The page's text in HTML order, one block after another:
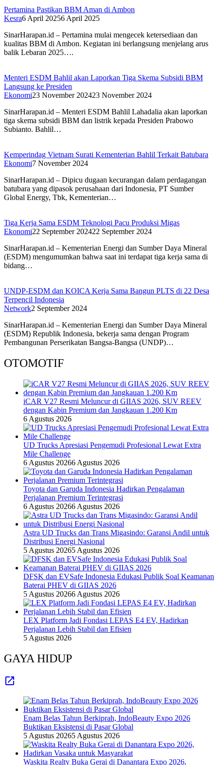
Pertamina Pastikan BBM Aman di Ambon
Kesra6 April 20256 April 2025
SinarHarapan.id – Pertamina mulai mengecek ketersediaan dan
kualitas BBM di Ambon. Kegiatan ini berlangsung menjelang arus
balik Lebaran 2025….
Menteri ESDM Bahlil akan Laporkan Tiga Skema Subsidi BBM
Langsung ke Presiden
Ekonomi23 November 202423 November 2024
SinarHarapan.id – Menteri ESDM Bahlil Lahadalia akan laporkan
tiga skema subsidi BBM dan listrik kepada Presiden Prabowo
Subianto. Bahlil…
Kemperindag Vietnam Surati Kementerian Bahlil Terkait Batubara
Ekonomi7 November 2024
SinarHarapan.id – Dipicu dugaan kecurangan dalam perdagangan
batubara yang dipasok perusahaan dari Indonesia, PT Sumber
Global Energy, Tbk, Kementerian…
Tiga Kerja Sama ESDM Teknologi Pacu Produksi Migas
Ekonomi22 September 202422 September 2024
SinarHarapan.id – Kementerian Energi dan Sumber Daya Mineral
(ESDM) mengumumkan bahwa saat ini terdapat tiga kerja sama di
bidang…
UNDP-ESDM dan KOICA Kerja Sama Bangun PLTS di 22 Desa
Terpencil Indonesia
Network2 September 2024
SinarHarapan.id – Kementerian Energi dan Sumber Daya Mineral
(ESDM) Republik Indonesia, bekerja sama dengan Program
Pembangunan Perserikatan Bangsa-Bangsa (UNDP)…
OTOMOTIF
iCAR V27 Resmi Meluncur di GIIAS 2026, SUV REEV
dengan Kabin Premium dan Jangkauan 1.200 Km
6 Agustus 2026
UD Trucks Apresiasi Pengemudi Profesional Lewat Extra
Mile Challenge
6 Agustus 20266 Agustus 2026
Toyota dan Garuda Indonesia Hadirkan Pengalaman
Perjalanan Premium Terintegrasi
6 Agustus 20266 Agustus 2026
Astra UD Trucks dan Trans Migasindo: Garansi Andil untuk
Distribusi Energi Nasional
5 Agustus 20265 Agustus 2026
DFSK dan EVSafe Indonesia Edukasi Publik Soal Keamanan
Baterai PHEV di GIIAS 2026
5 Agustus 20266 Agustus 2026
LEX Platform Jadi Fondasi LEPAS E4 EV, Hadirkan
Perjalanan Lebih Stabil dan Efisien
5 Agustus 2026
GAYA HIDUP
Enam Belas Tahun Berkiprah, IndoBeauty Expo 2026
Buktikan Eksistensi di Pasar Global
5 Agustus 20265 Agustus 2026
Waskita Realty Buka Gerai di Danantara Expo 2026,